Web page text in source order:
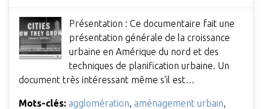
Présentation : Ce documentaire fait une
présentation générale de la croissance
urbaine en Amérique du nord et des
techniques de planification urbaine. Un
document très intéressant même s'il est…
Mots-clés: agglomération, aménagement urbain,